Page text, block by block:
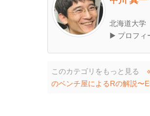
北海道大
▶ プロフィ
このカテゴリをもっと見る
のベンチ屋によるRの解説〜